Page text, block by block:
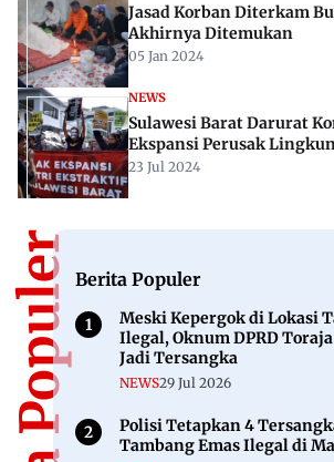
Jasad Korban Diterkam
Akhirnya Ditemukan
05 Jan 2024
NEWS
Sulawesi Barat Darurat
Ekspansi Perusak
23 Jul 2024
Berita Populer
Meski Kepergok di Lokasi
Ilegal, Oknum DPRD
Jadi Tersangka
NEWS29 Jul 2026
Polisi Tetapkan 4
Tambang Emas Ilegal di